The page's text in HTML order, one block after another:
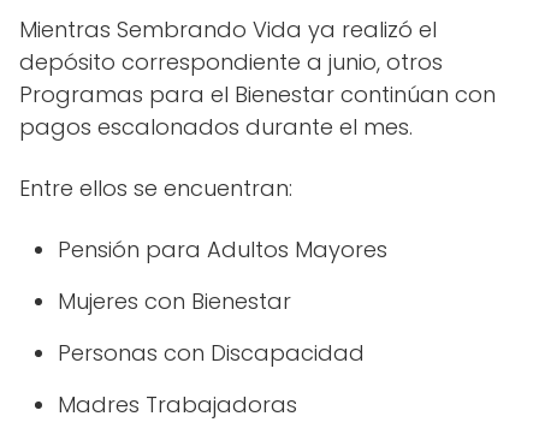
Mientras Sembrando Vida ya realizó el
depósito correspondiente a junio, otros
Programas para el Bienestar continúan con
pagos escalonados durante el mes.
Entre ellos se encuentran:
Pensión para Adultos Mayores
Mujeres con Bienestar
Personas con Discapacidad
Madres Trabajadoras